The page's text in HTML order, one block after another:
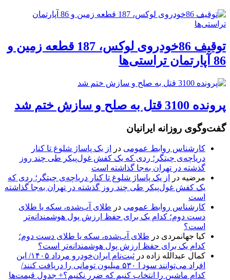
توقیف 86خودروی لوکس، 187 قطعه زمین و
86 آپارتمان تراستی‌ها
پرونده 3100 قتل به صلح و سازش ختم شد
گفت‌وگوی روزانه ایرانیان
کارشناس روابط عمومی در
از یک پاساژ شلوغ تا کنار
دریاچه‌ی چیتگر؛ ردی که یک کفش غول‌پیکر طی چند روز
گذشته در تهران به‌جا گذاشته است
مرضیه در
از یک پاساژ شلوغ تا کنار دریاچه‌ی چیتگر؛ ردی که
یک کفش غول‌پیکر طی چند روز گذشته در تهران به‌جا گذاشته
است
کارشناس روابط عمومی در طلای آب‌شده، سکه یا طلای
دست دوم؛ کدام یک برای حفظ ارزش پول هوشمندانه‌تر
است؟
کیا جهانمردی در طلای آب‌شده، سکه یا طلای دست دوم؛
کدام یک برای حفظ ارزش پول هوشمندانه‌تر است؟
کمال عبدالله زاده در
ثبت‌نام ایران‌خودرو مرداد ۱۴۰۵/ این
افراد می‌توانند سود ا ۵۳۰ میلیون تومانی را دریافت کنند/
کدام ماشین را انتخاب کنیم که ضرر نکنیم؟+ جدول قیمت‌ها